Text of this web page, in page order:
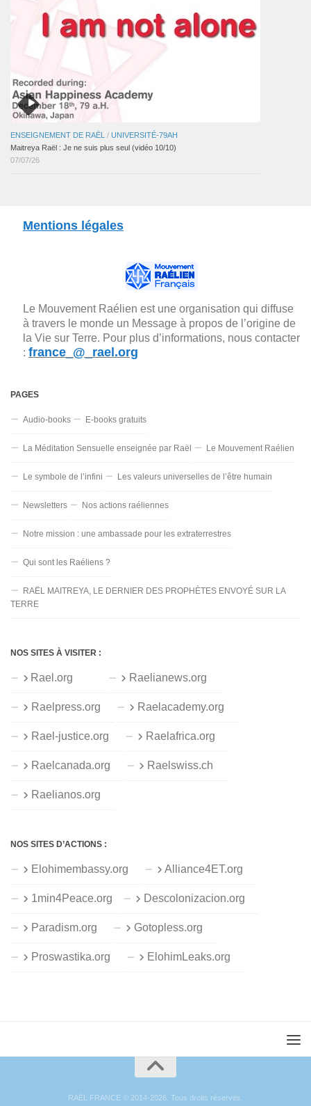
ENSEIGNEMENT DE RAËL / UNIVERSITÉ-79AH
Maitreya Raël : Je ne suis plus seul (vidéo 10/10)
07/07/26
Mentions légales
Le Mouvement Raélien est une organisation qui diffuse
à travers le monde un Message à propos de l’origine de
la Vie sur Terre. Pour plus d’informations, nous contacter
: france_@_rael.org
PAGES
Audio-books E-books gratuits
La Méditation Sensuelle enseignée par Raël Le Mouvement Raélien
Le symbole de l’infini Les valeurs universelles de l’être humain
Newsletters Nos actions raéliennes
Notre mission : une ambassade pour les extraterrestres
Qui sont les Raéliens ?
RAËL MAITREYA, LE DERNIER DES PROPHÈTES ENVOYÉ SUR LA
TERRE
NOS SITES À VISITER :
Rael.org Raelianews.org
Raelpress.org Raelacademy.org
Rael-justice.org Raelafrica.org
Raelcanada.org Raelswiss.ch
Raelianos.org
NOS SITES D’ACTIONS :
Elohimembassy.org Alliance4ET.org
1min4Peace.org Descolonizacion.org
Paradism.org Gotopless.org
Proswastika.org ElohimLeaks.org
RAËL FRANCE © 2014-2026. Tous droits réservés.